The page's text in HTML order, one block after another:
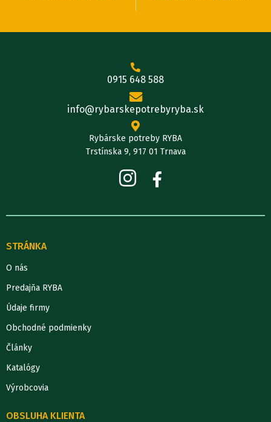
0915 648 588
info@rybarskepotrebyryba.sk
Rybárske potreby RYBA
Trstínska 9, 917 01 Trnava
STRÁNKA
O nás
Predajňa RYBA
Údaje firmy
Obchodné podmienky
Články
Katalógy
Výrobcovia
OBSLUHA KLIENTA